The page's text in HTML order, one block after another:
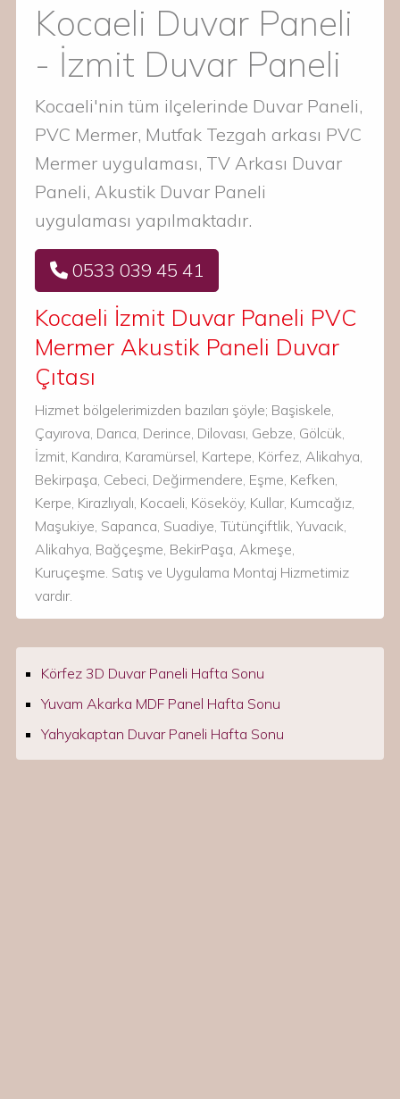
Kocaeli Duvar Paneli
- İzmit Duvar Paneli
Kocaeli'nin tüm ilçelerinde Duvar Paneli,
PVC Mermer, Mutfak Tezgah arkası PVC
Mermer uygulaması, TV Arkası Duvar
Paneli, Akustik Duvar Paneli
uygulaması yapılmaktadır.
0533 039 45 41
Kocaeli İzmit Duvar Paneli PVC
Mermer Akustik Paneli Duvar
Çıtası
Hizmet bölgelerimizden bazıları şöyle; Başiskele,
Çayırova, Darıca, Derince, Dilovası, Gebze, Gölcük,
İzmit, Kandıra, Karamürsel, Kartepe, Körfez, Alikahya,
Bekirpaşa, Cebeci, Değirmendere, Eşme, Kefken,
Kerpe, Kirazlıyalı, Kocaeli, Köseköy, Kullar, Kumcağız,
Maşukiye, Sapanca, Suadiye, Tütünçiftlik, Yuvacık,
Alikahya, Bağçeşme, BekirPaşa, Akmeşe,
Kuruçeşme. Satış ve Uygulama Montaj Hizmetimiz
vardır.
Körfez 3D Duvar Paneli Hafta Sonu
Yuvam Akarka MDF Panel Hafta Sonu
Yahyakaptan Duvar Paneli Hafta Sonu